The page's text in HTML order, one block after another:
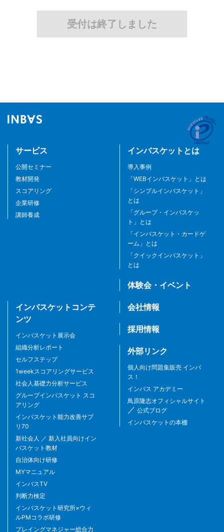
受付は終了しました
サービス
公開セミナー
教材開発
スコアリング
企業研修
講師養成
インバスケットとは
導入事例
「WEBインバスケット」とは
「シンプルインバスケット」
とは
「グループ・インバスケッ
ト」とは
「インバスケット・カードゲ
ーム」とは
「クイックインバスケット」
とは
体験会・イベント
インバスケットコンテ
ンツ
インバスケット展示会
組織分析レポート
セルフステップ
1weekスコアリングサービス
社会人基礎力分析サービス
グループインバスケット スコ
アリング
インバスケット能力改善サプ
リ70
新社会人 ／ 新入社員向けイン
バスケット教材
自治体向け研修
MYマニュアル
インバスTV
判断力検定
インバスケット研究所×ウィ
ルPMコラボ研修
プレイングマネジャー総合力
会社情報
採用情報
外部リンク
個人向け問題集販売 インバ
ス！
インバス アカデミー
鳥原隆志オフィシャルサイト
／ 公式ブログ
インバスケットの本棚